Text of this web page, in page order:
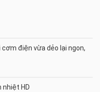
cơm điện vừa dẻo lại ngon,
nhiệt HD